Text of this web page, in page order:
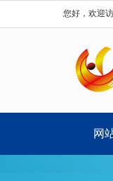
您好，欢迎
网